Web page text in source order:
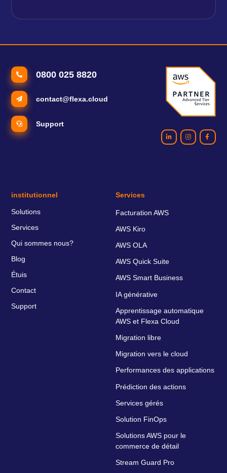
0800 025 8820
contact@flexa.cloud
Support
institutionnel
Solutions
Services
Qui sommes nous?
Blog
Étuis
Contact
Support
Services
Facturation AWS
AWS Kiro
AWS OLA
AWS Quick Suite
AWS Smart Business
IA générative
Apprentissage automatique
AWS et Flexa Cloud
Migration libre
Migration vers le cloud
Performances des applications
Prédiction des actions
Services gérés
Solution FinOps
Solutions AWS pour le
commerce de détail
Stream Guard Pro